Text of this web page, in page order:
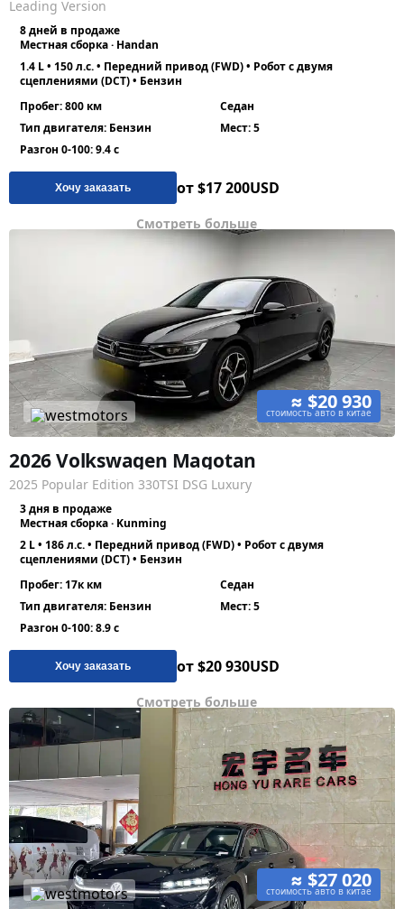
Leading Version
8 дней в продаже
Местная сборка · Handan
1.4 L • 150 л.с. • Передний привод (FWD) • Робот с двумя
сцеплениями (DCT) • Бензин
Пробег: 800 км
Седан
Тип двигателя: Бензин
Мест: 5
Разгон 0-100: 9.4 с
Хочу заказать от $17 200USD
Смотреть больше
≈ $20 930
стоимость авто в китае
2026 Volkswagen Magotan
2025 Popular Edition 330TSI DSG Luxury
3 дня в продаже
Местная сборка · Kunming
2 L • 186 л.с. • Передний привод (FWD) • Робот с двумя
сцеплениями (DCT) • Бензин
Пробег: 17к км
Седан
Тип двигателя: Бензин
Мест: 5
Разгон 0-100: 8.9 с
Хочу заказать от $20 930USD
Смотреть больше
≈ $27 020
стоимость авто в китае